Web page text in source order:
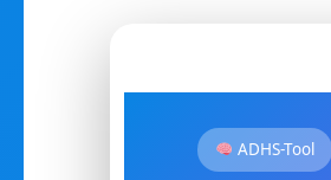
ADHS-Tool